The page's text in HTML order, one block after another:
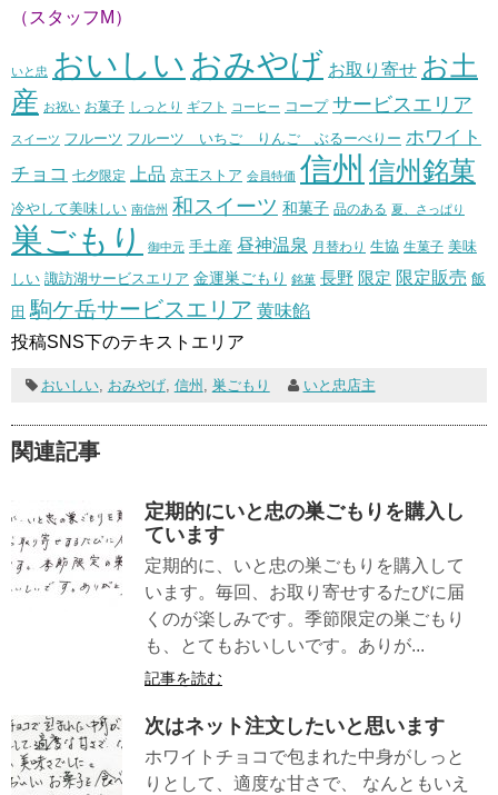
（スタッフM）
いと忠 おいしい おみやげ お取り寄せ お土
産 お祝い お菓子 しっとり ギフト コーヒー コープ サービスエリア
スイーツ フルーツ フルーツ いちご りんご ぶるーべりー ホワイト
チョコ 七夕限定 上品 京王ストア 会員特価 信州 信州銘菓
冷やして美味しい 南信州 和スイーツ 和菓子 品のある 夏、さっぱり
巣ごもり 御中元 手土産 昼神温泉 月替わり 生協 生菓子 美味
しい 諏訪湖サービスエリア 金運巣ごもり 銘菓 長野 限定 限定販売 飯
田 駒ケ岳サービスエリア 黄味餡
投稿SNS下のテキストエリア
おいしい, おみやげ, 信州 巣ごもり いと忠店主
関連記事
定期的にいと忠の巣ごもりを購入し
ています
定期的に、いと忠の巣ごもりを購入して
います。毎回、お取り寄せするたびに届
くのが楽しみです。季節限定の巣ごもり
も、とてもおいしいです。ありが...
記事を読む
次はネット注文したいと思います
ホワイトチョコで包まれた中身がしっと
りとして、適度な甘さで、 なんともいえ